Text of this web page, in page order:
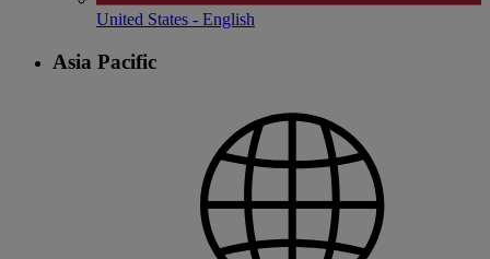
United States - English
Asia Pacific